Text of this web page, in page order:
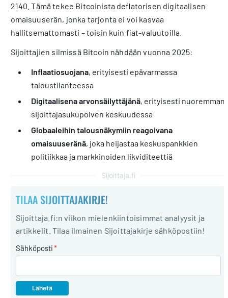
2140. Tämä tekee Bitcoinista deflatorisen digitaalisen
omaisuuserän, jonka tarjonta ei voi kasvaa
hallitsemattomasti – toisin kuin fiat-valuutoilla.
Sijoittajien silmissä Bitcoin nähdään vuonna 2025:
Inflaatiosuojana, erityisesti epävarmassa
taloustilanteessa
Digitaalisena arvonsäilyttäjänä, erityisesti nuoremman
sijoittajasukupolven keskuudessa
Globaaleihin talousnäkymiin reagoivana
omaisuuseränä, joka heijastaa keskuspankkien
politiikkaa ja markkinoiden likviditeettiä
Sijoittaja.fi
TILAA SIJOITTAJAKIRJE!
Sijoittaja.fi:n viikon mielenkiintoisimmat analyysit ja
artikkelit. Tilaa ilmainen Sijoittajakirje sähköpostiin!
Sähköposti*